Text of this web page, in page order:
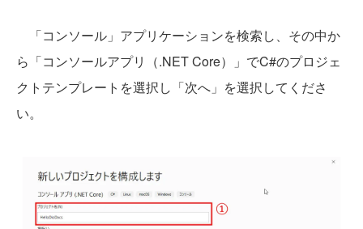
「コンソール」アプリケーションを検索し、その中か
ら「コンソールアプリ（.NET Core）」でC#のプロジェ
クトテンプレートを選択し「次へ」を選択してくださ
い。